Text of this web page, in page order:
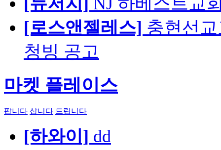
[로스앤젤레스] 충현선
청빙 공고
마켓 플레이스
팝니다 삽니다 드립니다
[하와이] dd